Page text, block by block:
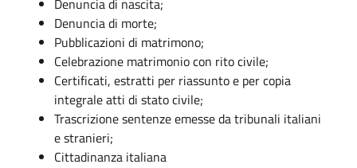
Denuncia di morte;
Pubblicazioni di matrimono;
Celebrazione matrimonio con rito civile;
Certificati, estratti per riassunto e per copia
integrale atti di stato civile;
Trascrizione sentenze emesse da tribunali italiani
e stranieri;
Cittadinanza italiana